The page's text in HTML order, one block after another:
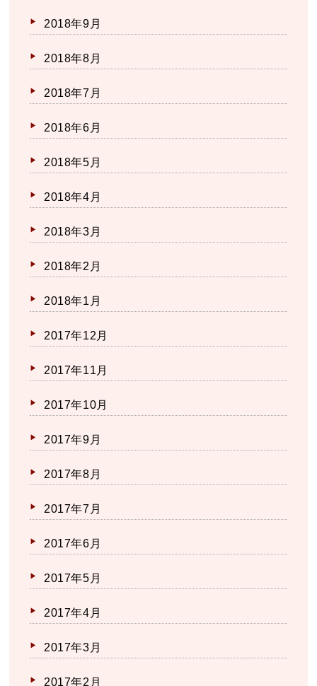
2018年9月
2018年8月
2018年7月
2018年6月
2018年5月
2018年4月
2018年3月
2018年2月
2018年1月
2017年12月
2017年11月
2017年10月
2017年9月
2017年8月
2017年7月
2017年6月
2017年5月
2017年4月
2017年3月
2017年2月